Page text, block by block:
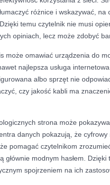
różnice i wskazywać,
temu czytelnik nie musi
opiniach, lecz może zdobyć
może omawiać urządzenia do
najlepsza usługa
albo sprzęt nie
czy jakość kabli ma
strona może
danych pokazują, że
pomagać czytelnikom
głównie modnym hasłem. Dzięki
spojrzeniem na ich